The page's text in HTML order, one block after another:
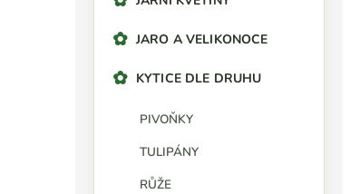
JARO A VELIKONOCE
KYTICE DLE DRUHU
PIVOŇKY
TULIPÁNY
RŮŽE